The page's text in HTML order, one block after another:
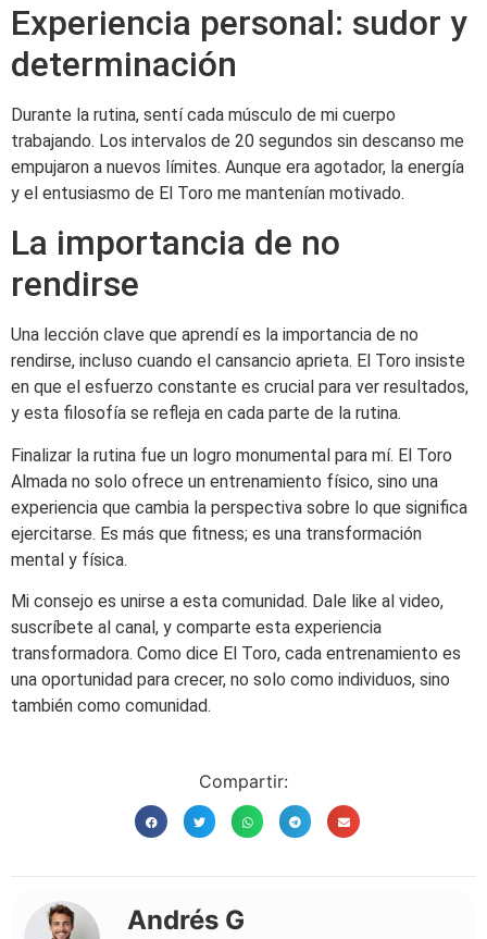
Experiencia personal: sudor y
determinación
Durante la rutina, sentí cada músculo de mi cuerpo
trabajando. Los intervalos de 20 segundos sin descanso me
empujaron a nuevos límites. Aunque era agotador, la energía
y el entusiasmo de El Toro me mantenían motivado.
La importancia de no
rendirse
Una lección clave que aprendí es la importancia de no
rendirse, incluso cuando el cansancio aprieta. El Toro insiste
en que el esfuerzo constante es crucial para ver resultados,
y esta filosofía se refleja en cada parte de la rutina.
Finalizar la rutina fue un logro monumental para mí. El Toro
Almada no solo ofrece un entrenamiento físico, sino una
experiencia que cambia la perspectiva sobre lo que significa
ejercitarse. Es más que fitness; es una transformación
mental y física.
Mi consejo es unirse a esta comunidad. Dale like al video,
suscríbete al canal, y comparte esta experiencia
transformadora. Como dice El Toro, cada entrenamiento es
una oportunidad para crecer, no solo como individuos, sino
también como comunidad.
Compartir:
Andrés G